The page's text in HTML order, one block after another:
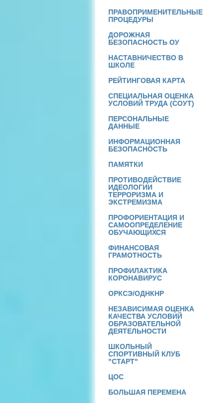
ПРАВОПРИМЕНИТЕЛЬНЫЕ
ПРОЦЕДУРЫ
ДОРОЖНАЯ
БЕЗОПАСНОСТЬ ОУ
НАСТАВНИЧЕСТВО В
ШКОЛЕ
РЕЙТИНГОВАЯ КАРТА
СПЕЦИАЛЬНАЯ ОЦЕНКА
УСЛОВИЙ ТРУДА (СОУТ)
ПЕРСОНАЛЬНЫЕ
ДАННЫЕ
ИНФОРМАЦИОННАЯ
БЕЗОПАСНОСТЬ
ПАМЯТКИ
ПРОТИВОДЕЙСТВИЕ
ИДЕОЛОГИИ
ТЕРРОРИЗМА И
ЭКСТРЕМИЗМА
ПРОФОРИЕНТАЦИЯ И
САМООПРЕДЕЛЕНИЕ
ОБУЧАЮЩИХСЯ
ФИНАНСОВАЯ
ГРАМОТНОСТЬ
ПРОФИЛАКТИКА
КОРОНАВИРУС
ОРКСЭ/ОДНКНР
НЕЗАВИСИМАЯ ОЦЕНКА
КАЧЕСТВА УСЛОВИЙ
ОБРАЗОВАТЕЛЬНОЙ
ДЕЯТЕЛЬНОСТИ
ШКОЛЬНЫЙ
СПОРТИВНЫЙ КЛУБ
"СТАРТ"
ЦОС
БОЛЬШАЯ ПЕРЕМЕНА